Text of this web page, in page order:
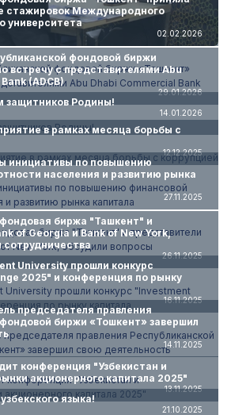
стажировок Международного
университета
02.02.2026
фондовой биржи
встречу с представителями Abu
(ADCB)
29.01.2026
защитников Родины!
14.01.2026
в рамках месяца борьбы с
12.12.2025
инициативы по повышению
населения и развитию рынка
27.11.2025
биржа "Ташкент" и
of Georgia и Bank of New York,
сотрудничества
26.11.2025
University прошли конкурс
2025" и конференция по рынку
16.11.2025
председателя правления
биржи «Тошкент» завершил
14.11.2025
конференция "Узбекистан и
акционерного капитала 2025"
13.11.2025
языка!
21.10.2025